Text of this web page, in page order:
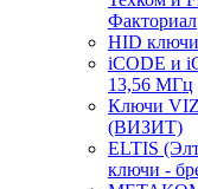
Факториал
HID
iCODE и
13,56 МГц
Ключи
(ВИЗИТ)
ELTIS
ключи -